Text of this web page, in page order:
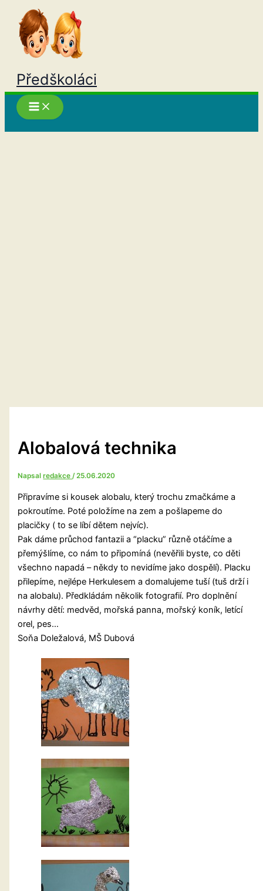
Přeskočit
obsah
Předškoláci
Alobalová technika
Napsalredakce/25.06.2020
Připravíme si kousek alobalu, který trochu zmačkáme a
pokroutíme. Poté položíme na zem a pošlapeme do
placičky ( to se líbí dětem nejvíc).
Pak dáme průchod fantazii a “placku” různě otáčíme a
přemýšlíme, co nám to připomíná (nevěřili byste, co děti
všechno napadá – někdy to nevidíme jako dospělí). Placku
přilepíme, nejlépe Herkulesem a domalujeme tuší (tuš drží i
na alobalu). Předkládám několik fotografií. Pro doplnění
návrhy dětí: medvěd, mořská panna, mořský koník, letící
orel, pes…
Soňa Doležalová, MŠ Dubová